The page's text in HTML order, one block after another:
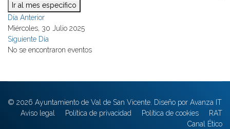
Ir al mes específico
Día Anterior
Miércoles, 30 Julio 2025
Siguiente Día
No se encontraron eventos
© 2026 Ayuntamiento de Val de San Vicente. Diseño por Avanza IT
Aviso legal
Política de privacidad Política de cookies
RAT
Canal Ético